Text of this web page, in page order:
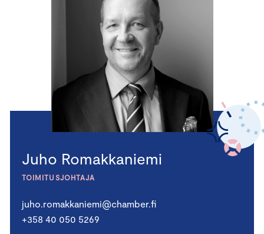
Juho Romakkaniemi
TOIMITUSJOHTAJA
juho.romakkaniemi@chamber.fi
+358 40 050 5269